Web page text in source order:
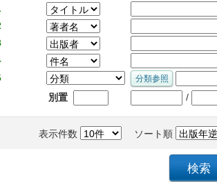
別置 /
表示件数 ソート順